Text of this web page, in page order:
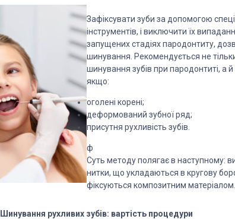
Зафіксувати зуби за допомогою
інструментів, і виключити їх
запущених стадіях пародонтиту,
шинування. Рекомендується не
шинування зубів при пародонтиті, а
якщо:
оголені корені;
деформований зубної ряд;
присутня рухливість зубів.
ф
Суть методу полягає в наступному:
нитки, що укладаються в кругову
фіксуються композитним матеріалом.
Шинування рухливих зубів: вартість процедури